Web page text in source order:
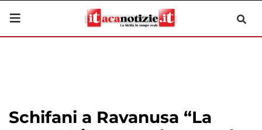
Schifani a Ravanusa “La